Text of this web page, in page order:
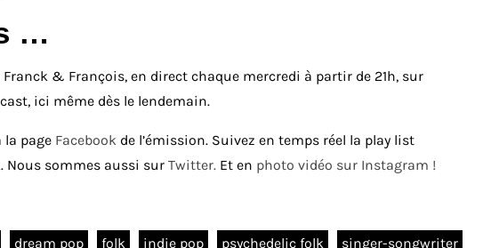
…
Franck & François, en direct chaque mercredi à partir de 21h, sur
ici même dès le lendemain.
la page Facebook de l’émission. Suivez en temps réel la play list
Nous sommes aussi sur Twitter. Et en photo vidéo sur Instagram !
dream pop folk indie pop psychedelic folk singer-songwriter